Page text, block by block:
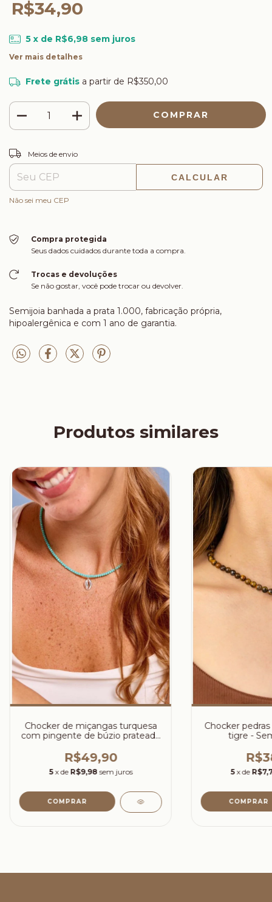
R$34,90
5 x de R$6,98 sem juros
Ver mais detalhes
Frete grátis a partir de R$350,00
Entregas para o CEP:
Meios de envio
CALCULAR
Não sei meu CEP
Compra protegida
Seus dados cuidados durante toda a compra.
Trocas e devoluções
Se não gostar, você pode trocar ou devolver.
Semijoia banhada a prata 1.000, fabricação própria,
hipoalergênica e com 1 ano de garantia.
Produtos similares
Chocker de miçangas turquesa
com pingente de búzio prateado
R$49,90
5 x de R$9,98 sem juros
Chocker
tigre -
5 x de